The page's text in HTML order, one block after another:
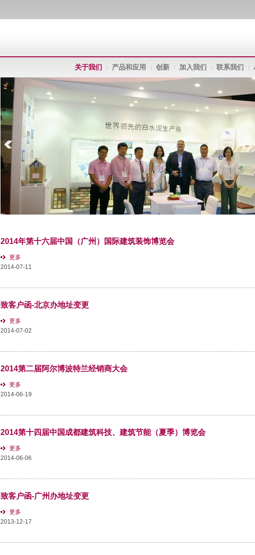
关于我们 产品和应用 创新 加入我们 联系我们
2014年第十六届中国（广州）国际建筑装饰博览会
更多
2014-07-11
致客户函-北京办地址变更
更多
2014-07-02
2014第二届阿尔博波特兰经销商大会
更多
2014-06-19
2014第十四届中国成都建筑科技、建筑节能（夏季）博览会
更多
2014-06-06
致客户函-广州办地址变更
更多
2013-12-17